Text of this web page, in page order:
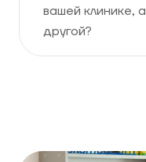
вашей клинике,
другой?